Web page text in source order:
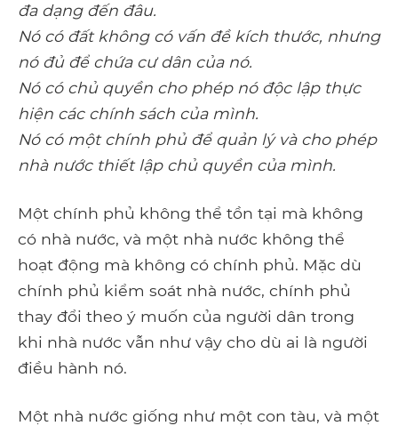
đa dạng đến đâu.
Nó có đất không có vấn đề kích thước, nhưng
nó đủ để chứa cư dân của nó.
Nó có chủ quyền cho phép nó độc lập thực
hiện các chính sách của mình.
Nó có một chính phủ để quản lý và cho phép
nhà nước thiết lập chủ quyền của mình.
Một chính phủ không thể tồn tại mà không
có nhà nước, và một nhà nước không thể
hoạt động mà không có chính phủ. Mặc dù
chính phủ kiểm soát nhà nước, chính phủ
thay đổi theo ý muốn của người dân trong
khi nhà nước vẫn như vậy cho dù ai là người
điều hành nó.
Một nhà nước giống như một con tàu, và một